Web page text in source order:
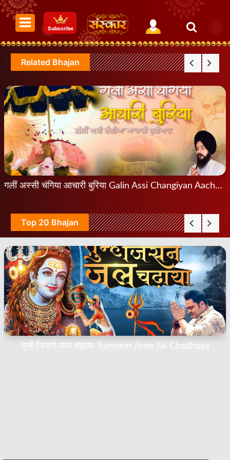
Subscribe
Related Bhajan
गलीं अस्सी चंगिया आचारी बुरिया Galin Assi Changiyan Aachari Buriyan
Top 20 Bhajan
तुम्हें जिसने जल चढ़ाया Tumhein Jisne Jal Chadhaya